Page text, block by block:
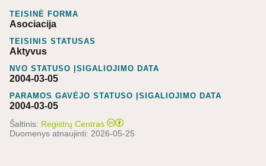
TEISINĖ FORMA
Asociacija
TEISINIS STATUSAS
Aktyvus
NVO STATUSO ĮSIGALIOJIMO DATA
2004-03-05
PARAMOS GAVĖJO STATUSO ĮSIGALIOJIMO DATA
2004-03-05
Šaltinis: Registrų Centras
Duomenys atnaujinti: 2026-05-25